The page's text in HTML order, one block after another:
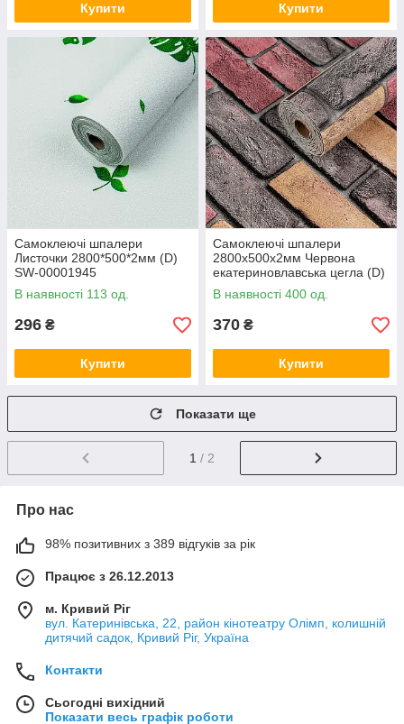
Купити Купити
Самоклеючі шпалери
Листочки 2800*500*2мм (D)
SW-00001945
В наявності 113 од.
296 ₴
Купити
Самоклеючі шпалери
2800х500х2мм Червона
екатериновлавська цегла (D)
SW-00001944
В наявності 400 од.
370 ₴
Купити
Показати ще
1 / 2
Про нас
98% позитивних з 389 відгуків за рік
Працює з 26.12.2013
м. Кривий Ріг
вул. Катеринівська, 22, район кінотеатру Олімп, колишній
дитячий садок, Кривий Ріг, Україна
Контакти
Сьогодні вихідний
Показати весь графік роботи